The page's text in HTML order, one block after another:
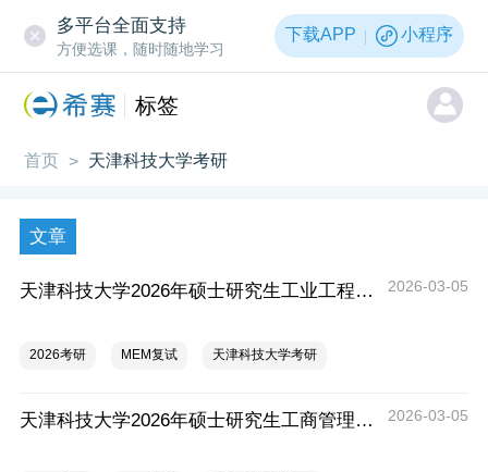
多平台全面支持
方便选课，随时随地学习
下载APP 小程序
标签
首页 > 天津科技大学考研
文章
天津科技大学2026年硕士研究生工业工程与管理复试科目参考大纲 2026-03-05
2026考研 MEM复试 天津科技大学考研
天津科技大学2026年硕士研究生工商管理学复试科目参考大纲 2026-03-05